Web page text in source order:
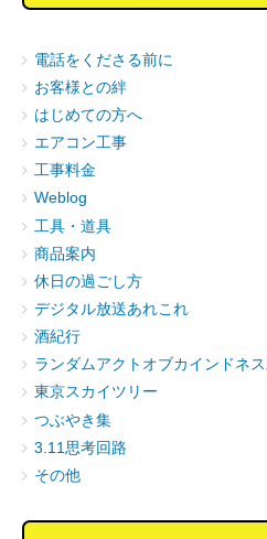
電話をくださる前に
お客様との絆
はじめての方へ
エアコン工事
工事料金
Weblog
工具・道具
商品案内
休日の過ごし方
デジタル放送あれこれ
酒紀行
ランダムアクトオブカインドネ
東京スカイツリー
つぶやき集
3.11思考回路
その他